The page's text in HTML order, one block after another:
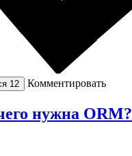
12 Комментировать
нужна ORM?